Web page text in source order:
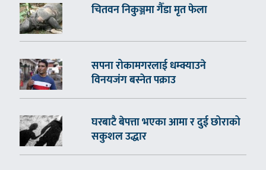
चितवन निकुञ्जमा गैँडा मृत फेला
सपना रोकामगरलाई धम्क्याउने
विनयजंग बस्नेत पक्राउ
घरबाटै बेपत्ता भएका आमा र दुई छोराको
सकुशल उद्धार